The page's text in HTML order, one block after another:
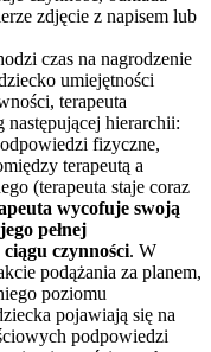
zdjęcie z napisem lub
czas na nagrodzenie
umiejętności
terapeuta
hierarchii:
fizyczne,
terapeutą a
(terapeuta staje coraz
wycofuje swoją
pełnej
czynności. W
podążania za planem,
poziomu
pojawiają się na
podpowiedzi